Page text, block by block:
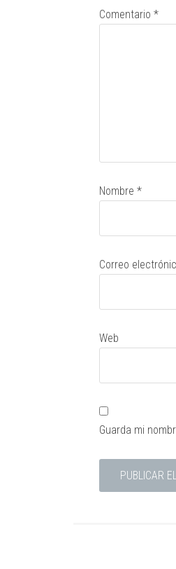
Comentario *
Nombre *
Correo
Web
Guarda mi